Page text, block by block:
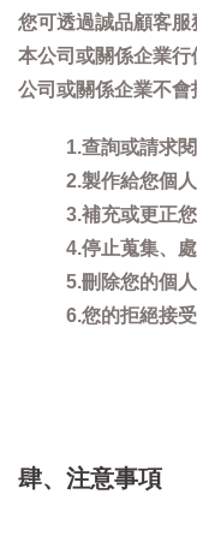
您可透過誠品顧客
本公司或關係企業
公司或關係企業不會
1.查詢或請求
2.製作給您個人
3.補充或更正
4.停止蒐集、
5.刪除您的個人
6.您的拒絕接受
肆、注意事項